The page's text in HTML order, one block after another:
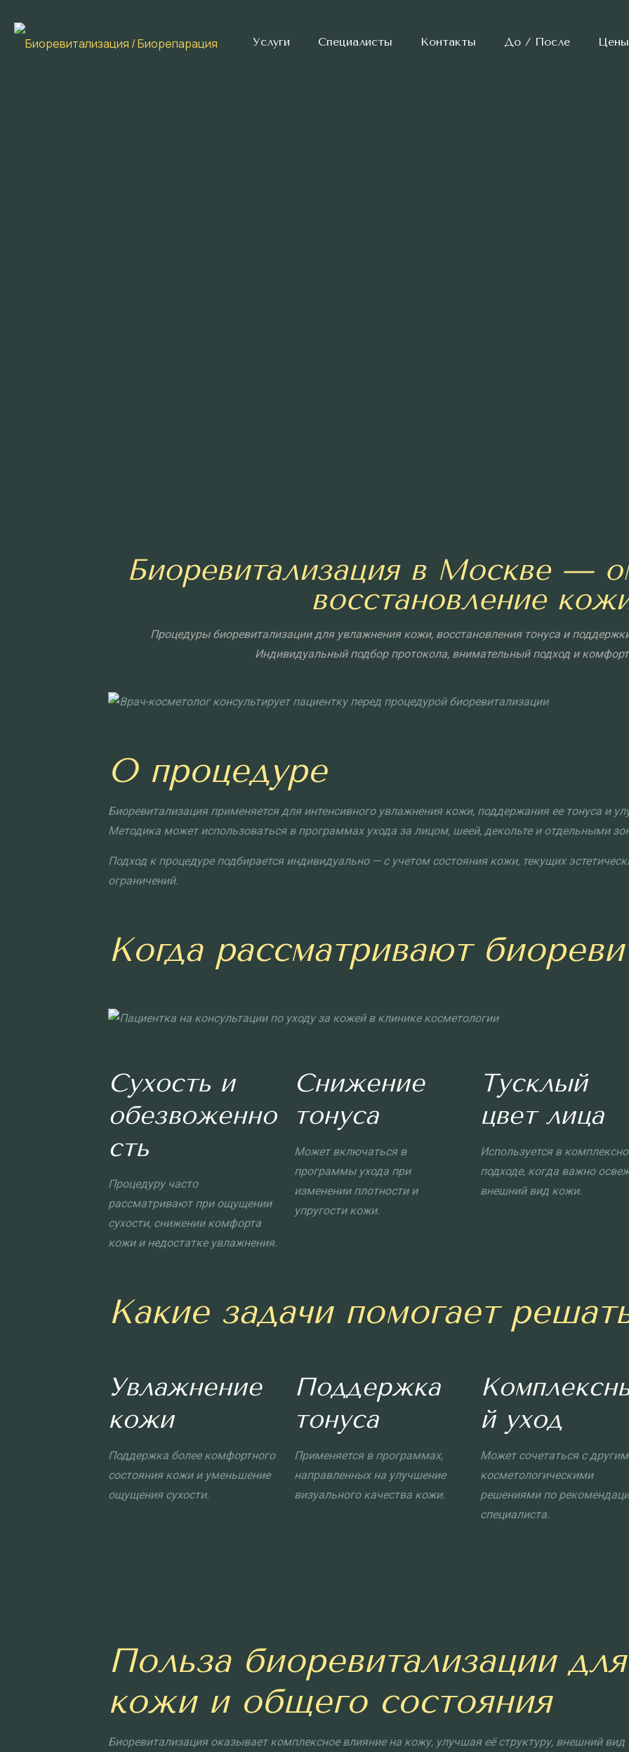
Услуги Специалисты Контакты До / После Цены
Биоревитализация в Москве —
восстановление
Процедуры биоревитализации для увлажнения кожи, восстановления тонуса и
Индивидуальный подбор протокола, внимательный подход и
О процедуре
Биоревитализация применяется для интенсивного увлажнения кожи, поддержания ее тонуса и
Методика может использоваться в программах ухода за лицом, шеей, декольте и отдельными
Подход к процедуре подбирается индивидуально — с учетом состояния кожи, текущих
ограничений.
Когда рассматривают
Сухость и
обезвоженно
сть
Процедуру часто
рассматривают при ощущении
сухости, снижении комфорта
кожи и недостатке увлажнения.
Снижение
тонуса
Может включаться в
программы ухода при
изменении плотности и
упругости кожи.
Тусклый
цвет лица
Используется в
подходе, когда важно
внешний вид кожи.
Какие задачи помогает
Увлажнение
кожи
Поддержка более комфортного
состояния кожи и уменьшение
ощущения сухости.
Поддержка
тонуса
Применяется в программах,
направленных на улучшение
визуального качества кожи.
й уход
Может сочетаться с
косметологическими
решениями по
специалиста.
Польза биоревитализации для
кожи и общего состояния
Биоревитализация оказывает комплексное влияние на кожу, улучшая её структуру, внешний вид